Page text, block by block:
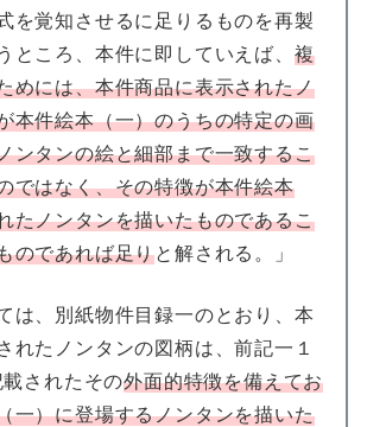
を覚知させるに足りるものを再製
ところ、本件に即していえば、 複
めには、本件商品に表示されたノ
本件絵本（一）のうちの特定の画
ンタンの絵と細部まで一致するこ
ではなく、その特徴が本件絵本
たノンタンを描いたものであるこ
のであれば足りと解される。」
は、別紙物件目録一のとおり、本
れたノンタンの図柄は、前記一１
載されたその外面的特徴を備えてお
一）に登場するノンタンを描いた